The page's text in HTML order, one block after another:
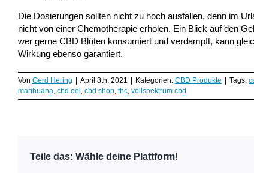
Die Dosierungen sollten nicht zu hoch ausfallen, denn im
nicht von einer Chemotherapie erholen. Ein Blick auf den
wer gerne CBD Blüten konsumiert und verdampft, kann
Wirkung ebenso garantiert.
Von Gerd Hering | April 8th, 2021 | Kategorien: CBD Produkte | Tags:
marihuana, cbd oel, cbd shop, thc, vollspektrum cbd
Teile das: Wähle deine Plattform!